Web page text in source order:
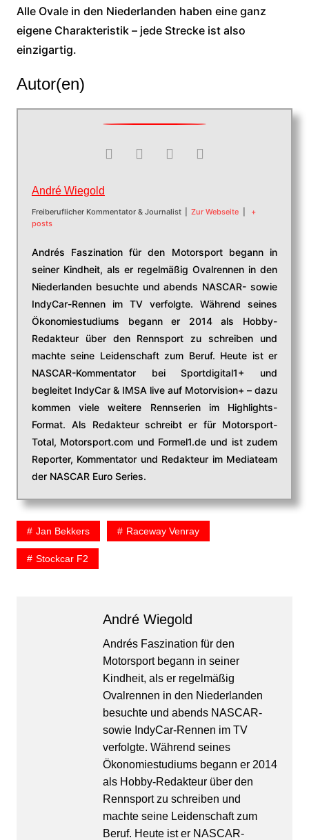
Alle Ovale in den Niederlanden haben eine ganz
eigene Charakteristik – jede Strecke ist also
einzigartig.
Autor(en)
André Wiegold
Freiberuflicher Kommentator & Journalist Zur Webseite
+
posts
Andrés Faszination für den Motorsport begann in
seiner Kindheit, als er regelmäßig Ovalrennen in den
Niederlanden besuchte und abends NASCAR- sowie
IndyCar-Rennen im TV verfolgte. Während seines
Ökonomiestudiums begann er 2014 als Hobby-
Redakteur über den Rennsport zu schreiben und
machte seine Leidenschaft zum Beruf. Heute ist er
NASCAR-Kommentator bei Sportdigital1+ und
begleitet IndyCar & IMSA live auf Motorvision+ – dazu
kommen viele weitere Rennserien im Highlights-
Format. Als Redakteur schreibt er für Motorsport-
Total, Motorsport.com und Formel1.de und ist zudem
Reporter, Kommentator und Redakteur im Mediateam
der NASCAR Euro Series.
Jan Bekkers Raceway Venray
Stockcar F2
André Wiegold
Andrés Faszination für den
Motorsport begann in seiner
Kindheit, als er regelmäßig
Ovalrennen in den Niederlanden
besuchte und abends NASCAR-
sowie IndyCar-Rennen im TV
verfolgte. Während seines
Ökonomiestudiums begann er 2014
als Hobby-Redakteur über den
Rennsport zu schreiben und
machte seine Leidenschaft zum
Beruf. Heute ist er NASCAR-